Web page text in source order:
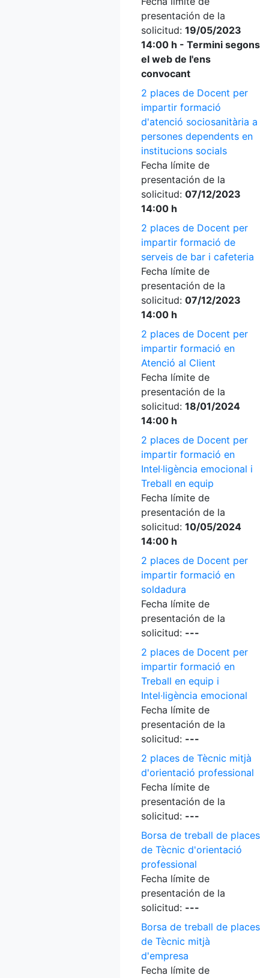
presentación de la
solicitud: 19/05/2023
14:00 h - Termini segons
el web de l'ens
convocant
2 places de Docent per
impartir formació
d'atenció sociosanitària a
persones dependents en
institucions socials
Fecha límite de
presentación de la
solicitud: 07/12/2023
14:00 h
2 places de Docent per
impartir formació de
serveis de bar i cafeteria
Fecha límite de
presentación de la
solicitud: 07/12/2023
14:00 h
2 places de Docent per
impartir formació en
Atenció al Client
Fecha límite de
presentación de la
solicitud: 18/01/2024
14:00 h
2 places de Docent per
impartir formació en
Intel·ligència emocional i
Treball en equip
Fecha límite de
presentación de la
solicitud: 10/05/2024
14:00 h
2 places de Docent per
impartir formació en
soldadura
Fecha límite de
presentación de la
solicitud: ---
2 places de Docent per
impartir formació en
Treball en equip i
Intel·ligència emocional
Fecha límite de
presentación de la
solicitud: ---
2 places de Tècnic mitjà
d'orientació professional
Fecha límite de
presentación de la
solicitud: ---
Borsa de treball de places
de Tècnic d'orientació
professional
Fecha límite de
presentación de la
solicitud: ---
Borsa de treball de places
de Tècnic mitjà
d'empresa
Fecha límite de